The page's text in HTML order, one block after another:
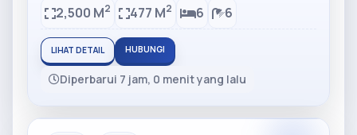
2,500 M2 477 M2 6 6
LIHAT DETAIL HUBUNGI
Diperbarui 7 jam, 0 menit yang lalu